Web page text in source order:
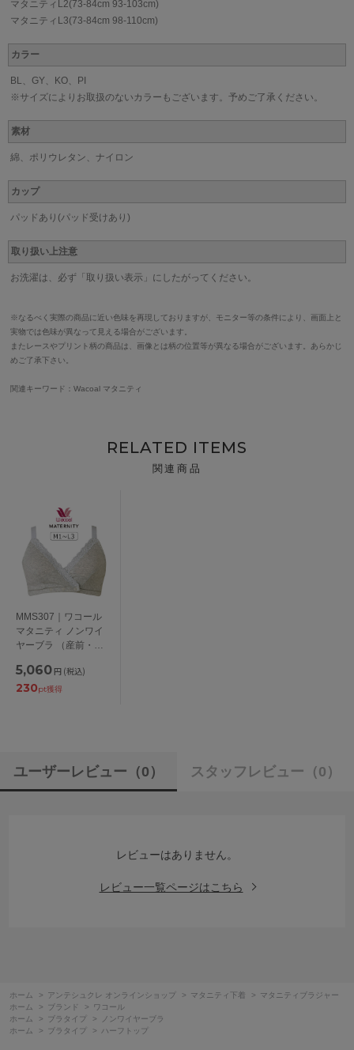
マタニティL2(73-84cm 93-103cm)
マタニティL3(73-84cm 98-110cm)
カラー
BL、GY、KO、PI
※サイズによりお取扱のないカラーもございます。予めご了承ください。
素材
綿、ポリウレタン、ナイロン
カップ
パッドあり(パッド受けあり)
取り扱い上注意
お洗濯は、必ず「取り扱い表示」にしたがってください。
※なるべく実際の商品に近い色味を再現しておりますが、モニター等の条件により、画面上と
実物では色味が異なって見える場合がございます。
またレースやプリント柄の商品は、画像とは柄の位置等が異なる場合がございます。あらかじ
めご了承下さい。
関連キーワード：Wacoal マタニティ
RELATED ITEMS
関連商品
MMS307｜ワコール
マタニティ ノンワイ
ヤーブラ （産前・産
5,060 円 (税込)
230pt獲得
ユーザーレビュー （0） スタッフレビュー （0）
レビューはありません。
レビュー一覧ページはこちら
ホーム > アンテシュクレ オンラインショップ > マタニティ下着 >
マタニティブラジャー
ホーム
> ブランド >
ワコール
ホーム
> ブラタイプ >
ノンワイヤーブラ
ホーム
> ブラタイプ > ハーフトップ